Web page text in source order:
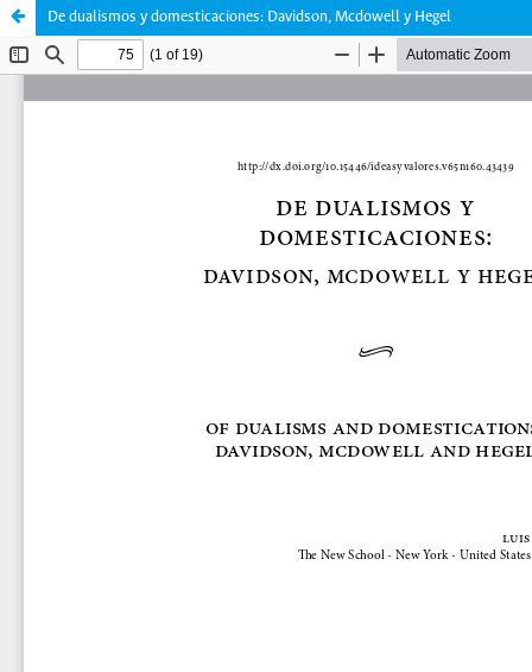
De dualismos y domesticaciones: Davidson, Mcdowell y Hegel